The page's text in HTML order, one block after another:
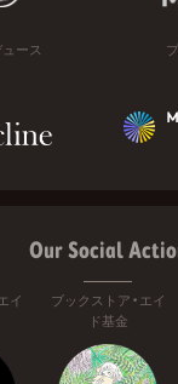
ース
Our Social
イ
ブックストア・エイ
ド基金